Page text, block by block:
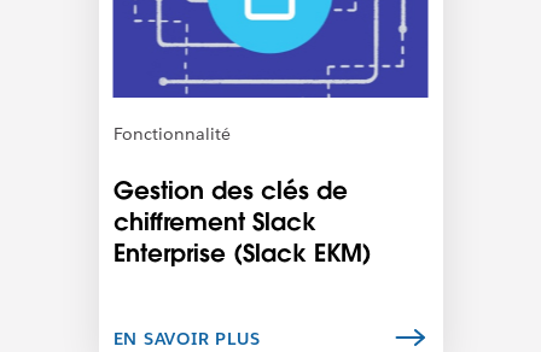
Fonctionnalité
Gestion des clés de
chiffrement Slack
Enterprise (Slack EKM)
EN SAVOIR PLUS